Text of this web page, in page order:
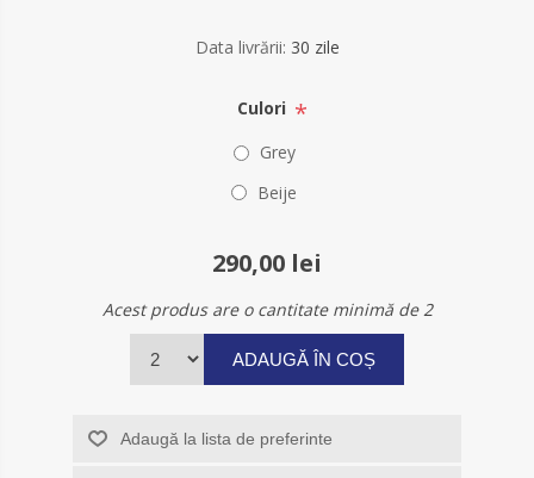
Data livrării: 30 zile
Culori *
Grey
Beije
290,00 lei
Acest produs are o cantitate minimă de 2
ADAUGĂ ÎN COȘ
Adaugă la lista de preferinte